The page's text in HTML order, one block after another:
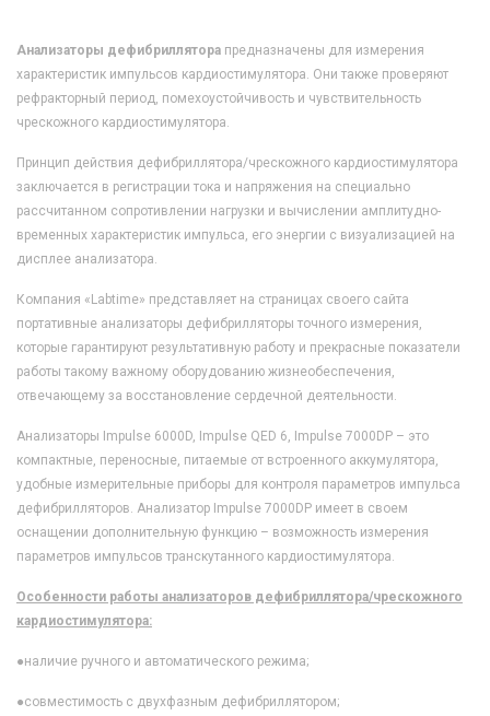
Анализаторы дефибриллятора предназначены для измерения
характеристик импульсов кардиостимулятора. Они также проверяют
рефракторный период, помехоустойчивость и чувствительность
чрескожного кардиостимулятора.
Принцип действия дефибриллятора/чрескожного кардиостимулятора
заключается в регистрации тока и напряжения на специально
рассчитанном сопротивлении нагрузки и вычислении амплитудно-
временных характеристик импульса, его энергии с визуализацией на
дисплее анализатора.
Компания «Labtime» представляет на страницах своего сайта
портативные анализаторы дефибрилляторы точного измерения,
которые гарантируют результативную работу и прекрасные показатели
работы такому важному оборудованию жизнеобеспечения,
отвечающему за восстановление сердечной деятельности.
Анализаторы Impulse 6000D, Impulse QED 6, Impulse 7000DP – это
компактные, переносные, питаемые от встроенного аккумулятора,
удобные измерительные приборы для контроля параметров импульса
дефибрилляторов. Анализатор Impulse 7000DP имеет в своем
оснащении дополнительную функцию – возможность измерения
параметров импульсов транскутанного кардиостимулятора.
Особенности работы анализаторов дефибриллятора/чрескожного
кардиостимулятора:
●наличие ручного и автоматического режима;
●совместимость с двухфазным дефибриллятором;